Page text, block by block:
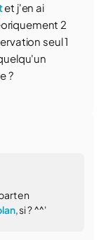
et j'en ai
2
seul 1
?
en
, si ? ^^'